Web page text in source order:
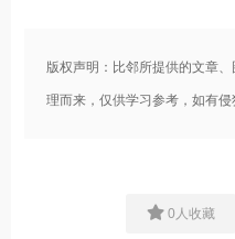
版权声明：比邻所提供的文章
理而来，仅供学习参考，如有侵
0 人收藏